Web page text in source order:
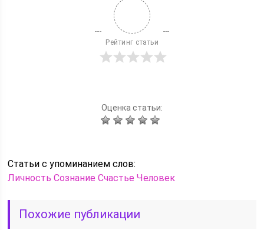
Рейтинг статьи
Оценка статьи:
Статьи c упоминанием слов:
Личность Сознание Счастье Человек
Похожие публикации